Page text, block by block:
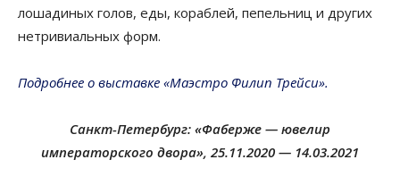
лошадиных голов, еды, кораблей, пепельниц и других
нетривиальных форм.
Подробнее о выставке «Маэстро Филип Трейси».
Санкт-Петербург: «Фаберже — ювелир
императорского двора», 25.11.2020 — 14.03.2021